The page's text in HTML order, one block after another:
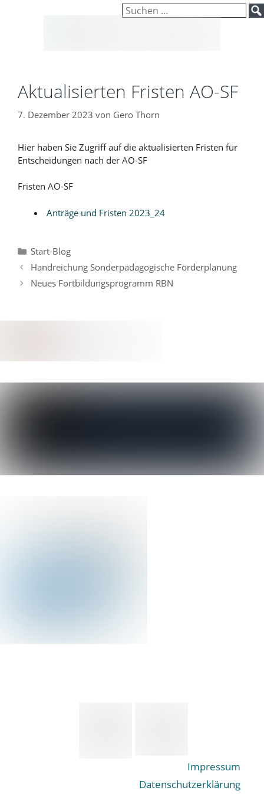
Suchen
Aktualisierten Fristen AO-SF
7. Dezember 2023 von Gero Thorn
Hier haben Sie Zugriff auf die aktualisierten Fristen für
Entscheidungen nach der AO-SF
Fristen AO-SF
Anträge und Fristen 2023_24
Kategorien
Start-Blog
Handreichung Sonderpädagogische Förderplanung
Neues Fortbildungsprogramm RBN
Impressum
Datenschutzerklärung